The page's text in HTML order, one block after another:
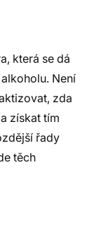
která se dá
Není
zda
získat tím
řady
těch